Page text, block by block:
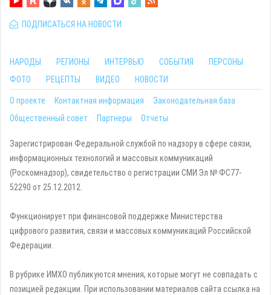
ПОДПИСАТЬСЯ НА НОВОСТИ
НАРОДЫ РЕГИОНЫ ИНТЕРВЬЮ СОБЫТИЯ
ПЕРСОНЫ
ФОТО
РЕЦЕПТЫ ВИДЕО НОВОСТИ
О проекте Контактная информация
Законодательная база
Общественный совет
Партнеры Отчеты
Зарегистрирован Федеральной службой по надзору в сфере связи,
информационных технологий и массовых коммуникаций
(Роскомнадзор), свидетельство о регистрации СМИ Эл № ФС77-
52290 от 25.12.2012.
Функционирует при финансовой поддержке Министерства
цифрового развития, связи и массовых коммуникаций Российской
Федерации.
В рубрике ИМХО публикуются мнения, которые могут не совпадать с
позицией редакции. При использовании материалов сайта ссылка на